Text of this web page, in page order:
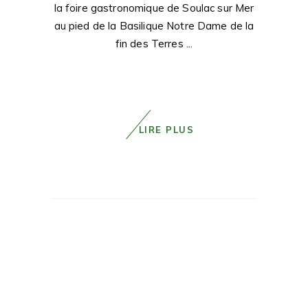
la foire gastronomique de Soulac sur Mer
au pied de la Basilique Notre Dame de la
fin des Terres
LIRE PLUS